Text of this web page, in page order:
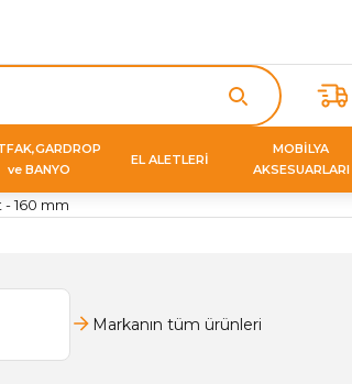
ve BANYO
EL ALETLERİ
MOBİLYA
AKSESUARLARI
160 mm
Markanın tüm ürünleri